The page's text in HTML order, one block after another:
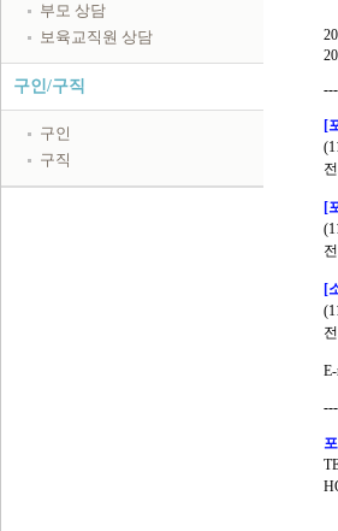
부모 상담
보육교직원 상담
구인/구직
구인
구직
[
[
[